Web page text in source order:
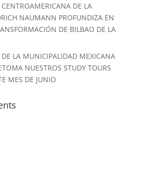
DE LA
NAUMANN PROFUNDIZA EN
DE BILBAO DE LA
LA MUNICIPALIDAD MEXICANA
NUESTROS STUDY TOURS
MES DE JUNIO